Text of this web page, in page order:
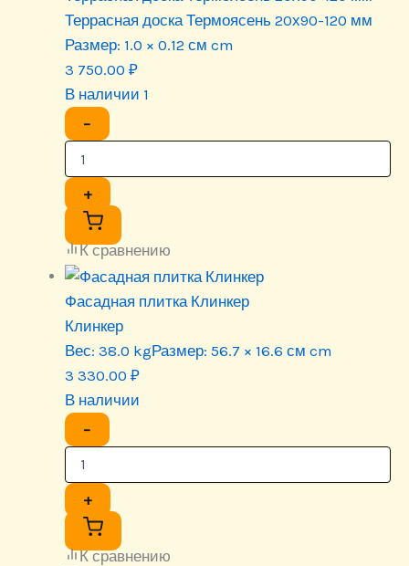
Террасная доска Термоясень 20х90-120 мм
Размер: 1.0 × 0.12 см cm
3 750.00 ₽
В наличии 1
−
+
К сравнению
Фасадная плитка Клинкер
Клинкер
Вес: 38.0 kgРазмер: 56.7 × 16.6 см cm
3 330.00 ₽
В наличии
−
+
К сравнению